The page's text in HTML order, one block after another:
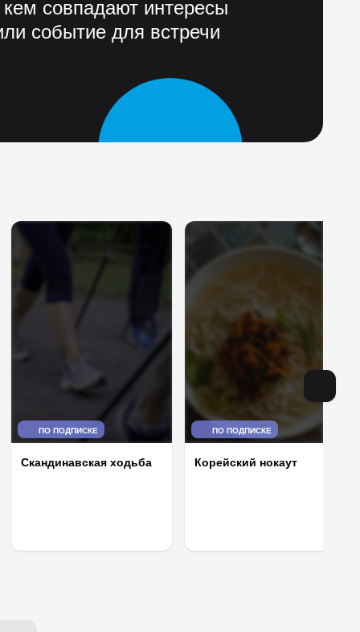
совпадают интересы
событие для встречи
ПО ПОДПИСКЕ
Скандинавская ходьба
ПО ПОДПИСКЕ
Корейский нокаут